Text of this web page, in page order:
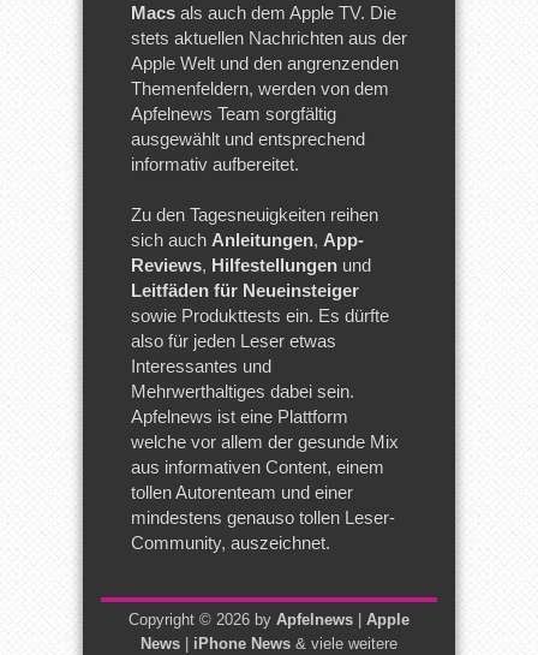
Macs als auch dem Apple TV. Die
stets aktuellen Nachrichten aus der
Apple Welt und den angrenzenden
Themenfeldern, werden von dem
Apfelnews Team sorgfältig
ausgewählt und entsprechend
informativ aufbereitet.
Zu den Tagesneuigkeiten reihen
sich auch Anleitungen, App-
Reviews, Hilfestellungen und
Leitfäden für Neueinsteiger
sowie Produkttests ein. Es dürfte
also für jeden Leser etwas
Interessantes und
Mehrwerthaltiges dabei sein.
Apfelnews ist eine Plattform
welche vor allem der gesunde Mix
aus informativen Content, einem
tollen Autorenteam und einer
mindestens genauso tollen Leser-
Community, auszeichnet.
Copyright © 2026 by Apfelnews
Apple
News
iPhone News & viele weitere